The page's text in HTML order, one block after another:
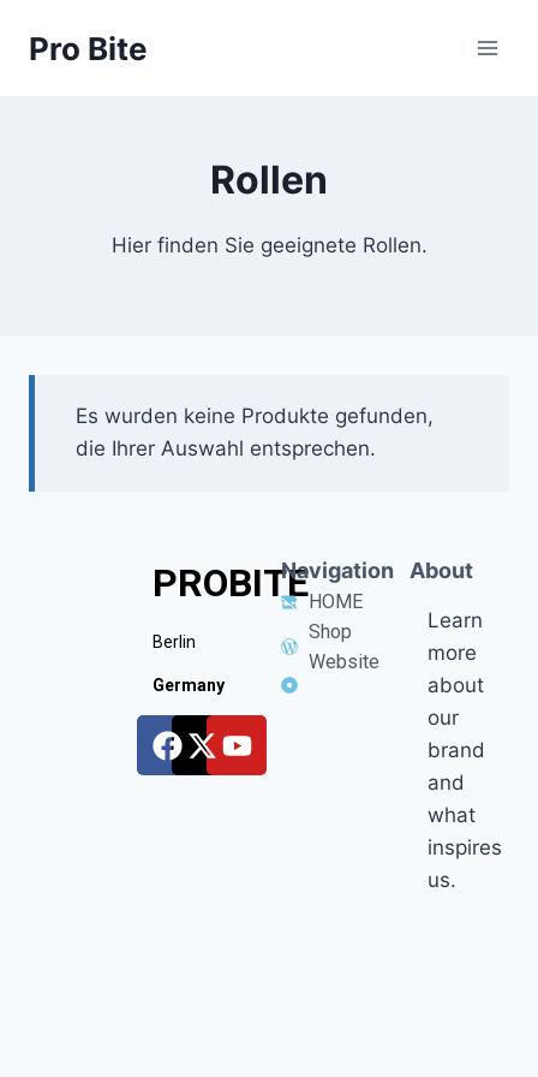
Pro Bite
Rollen
Hier finden Sie geeignete Rollen.
Es wurden keine Produkte gefunden,
die Ihrer Auswahl entsprechen.
PROBITE
Berlin
Germany
Navigation
HOME
Shop
Website
About
Learn
more
about
our
brand
and
what
inspires
us.